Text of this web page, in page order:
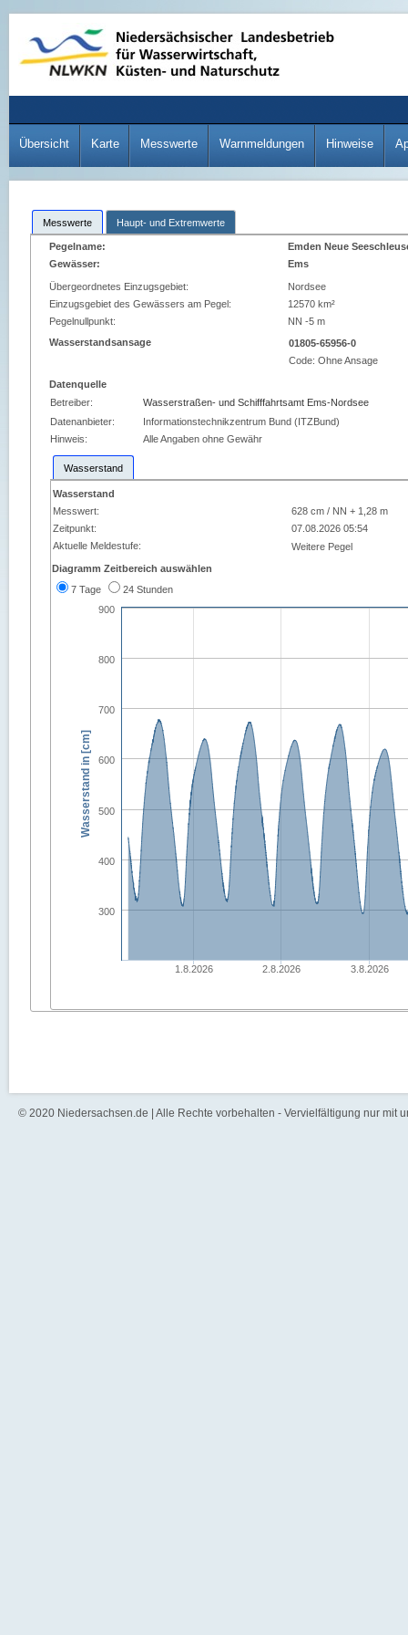
Übersicht Karte Messwerte Warnmeldungen Hinweise
Messwerte Haupt- und Extremwerte
Pegelname:
Emden Neue
Gewässer:
Ems
Übergeordnetes Einzugsgebiet:
Nordsee
Einzugsgebiet des Gewässers am Pegel:
12570 km²
Pegelnullpunkt:
NN -5 m
Wasserstandsansage
01805-65956-0
Code:Ohne Ansage
Datenquelle
Betreiber:
Wasserstraßen- und Schifffahrtsamt Ems-Nordsee
Datenanbieter:
Informationstechnikzentrum Bund (ITZBund)
Hinweis:
Alle Angaben ohne Gewähr
Wasserstand
Wasserstand
Messwert:
628 cm / NN + 1,28 m
Zeitpunkt:
07.08.2026 05:54
Aktuelle Meldestufe:
Weitere Pegel
Diagramm Zeitbereich auswählen
7 Tage
24 Stunden
Wasserstand in [cm]
1.8.2026 2.8.2026 3.8.2026
300
400
500
600
700
800
900
© 2020 Niedersachsen.de | Alle Rechte vorbehalten - Vervielfältigung nur mit